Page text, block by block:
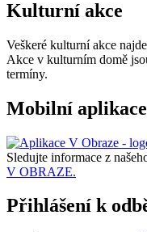
Kulturní akce
Veškeré kulturní akce
Akce v kulturním domě
termíny.
Mobilní aplikace
Sledujte informace z
V OBRAZE.
Přihlášení k